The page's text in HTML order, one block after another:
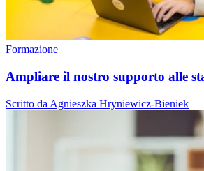
Formazione
Ampliare il nostro supporto alle
Scritto da Agnieszka Hryniewicz-Bieniek